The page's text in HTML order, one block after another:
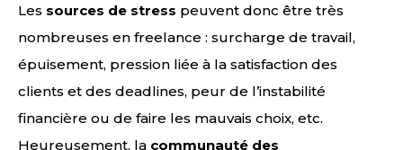
Les sources de stress peuvent donc être très
nombreuses en freelance : surcharge de travail,
épuisement, pression liée à la satisfaction des
clients et des deadlines, peur de l’instabilité
financière ou de faire les mauvais choix, etc.
Heureusement, la communauté des